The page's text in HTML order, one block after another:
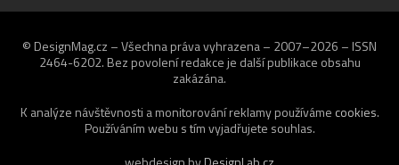
© DesignMag.cz – Všechna práva vyhrazena – 2007–2026 – ISSN
2464-6202. Bez povolení redakce je další publikace obsahu
zakázána.
K analýze návštěvnosti a monitorování reklamy používáme cookies.
Používáním webu s tím vyjadřujete souhlas.